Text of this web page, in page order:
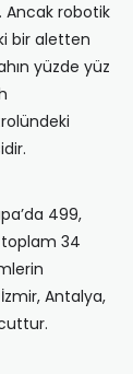
Ancak robotik
bir aletten
yüzde yüz
499,
toplam 34
Antalya,